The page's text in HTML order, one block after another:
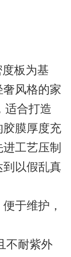
板为基
风格的家
适合打造
胶膜厚度充
工艺压制
以假乱真
于维护，
不耐紫外